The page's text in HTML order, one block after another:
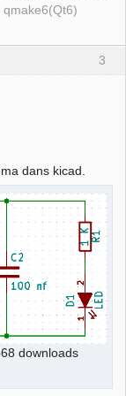
3
dans kicad.
downloads